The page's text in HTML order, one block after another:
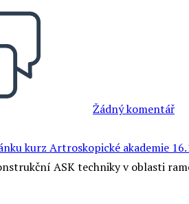
Žádný komentář
ASK techniky v oblasti